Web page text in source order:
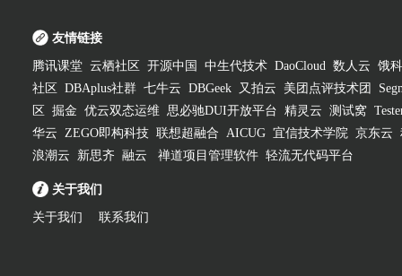
友情链接
腾讯课堂 云栖社区 开源中国 中生代技术 DaoCloud 数人云 饿
社区
DBAplus社群 七牛云 DBGeek 又拍云 美团点评技术团
区
掘金 优云双态运维 思必驰DUI开放平台 精灵云 测试窝
华云 ZEGO即构科技 联想超融合 AICUG 宜信技术学院 京东云
浪潮云
新思齐 融云 禅道项目管理软件 轻流无代码平台
关于我们
关于我们 联系我们